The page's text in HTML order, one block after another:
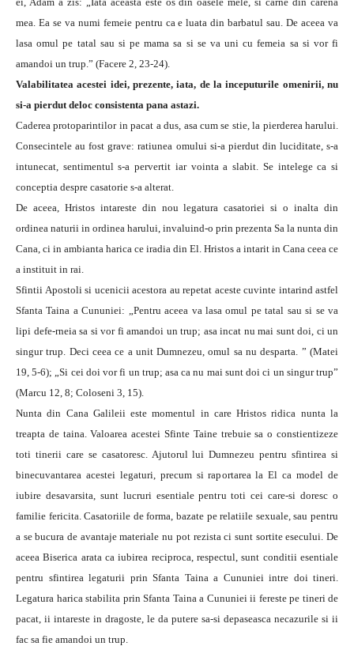
mea. Ea se va numi femeie pentru ca e luata din barbatul sau. De aceea va
lasa omul pe tatal sau si pe mama sa si se va uni cu femeia sa si vor fi
amandoi un trup.” (Facere 2, 23-24).
Valabilitatea acestei idei, prezente, iata, de la inceputurile omenirii, nu
si-a pierdut deloc consistenta pana astazi.
Caderea protoparintilor in pacat a dus, asa cum se stie, la pierderea harului.
Consecintele au fost grave: ratiunea omului si-a pierdut din luciditate, s-a
intunecat, sentimentul s-a pervertit iar vointa a slabit. Se intelege ca si
conceptia despre casatorie s-a alterat.
De aceea, Hristos intareste din nou legatura casatoriei si o inalta din
ordinea naturii in ordinea harului, invaluind-o prin prezenta Sa la nunta din
Cana, ci in ambianta harica ce iradia din El. Hristos a intarit in Cana ceea ce
a instituit in rai.
Sfintii Apostoli si ucenicii acestora au repetat aceste cuvinte intarind astfel
Sfanta Taina a Cununiei: „Pentru aceea va lasa omul pe tatal sau si se va
lipi defe-rneia sa si vor fi amandoi un trup; asa incat nu mai sunt doi, ci un
singur trup. Deci ceea ce a unit Dumnezeu, omul sa nu desparta. ” (Matei
19, 5-6); „Si cei doi vor fi un trup; asa ca nu mai sunt doi ci un singur trup”
(Marcu 12, 8; Coloseni 3, 15).
Nunta din Cana Galileii este momentul in care Hristos ridica nunta la
treapta de taina. Valoarea acestei Sfinte Taine trebuie sa o constientizeze
toti tinerii care se casatoresc. Ajutorul lui Dumnezeu pentru sfintirea si
binecuvantarea acestei legaturi, precum si raportarea la El ca model de
iubire desavarsita, sunt lucruri esentiale pentru toti cei care-si doresc o
familie fericita. Casatoriile de forma, bazate pe relatiile sexuale, sau pentru
a se bucura de avantaje materiale nu pot rezista ci sunt sortite esecului. De
aceea Biserica arata ca iubirea reciproca, respectul, sunt conditii esentiale
pentru sfintirea legaturii prin Sfanta Taina a Cununiei intre doi tineri.
Legatura harica stabilita prin Sfanta Taina a Cununiei ii fereste pe tineri de
pacat, ii intareste in dragoste, le da putere sa-si depaseasca necazurile si ii
fac sa fie amandoi un trup.